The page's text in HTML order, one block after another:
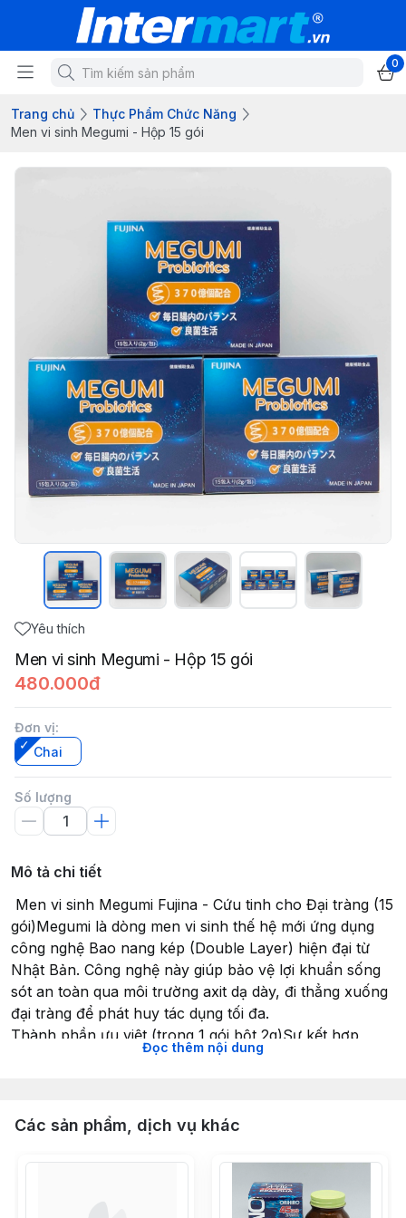
0
Trang chủ
Thực Phẩm Chức Năng
Men vi sinh Megumi - Hộp 15 gói
Yêu thích
Men vi sinh Megumi - Hộp 15 gói
480.000đ
Đơn vị:
Chai
Số lượng
Mô tả chi tiết
️ Men vi sinh Megumi Fujina - Cứu tinh cho Đại tràng (15
gói)Megumi là dòng men vi sinh thế hệ mới ứng dụng
công nghệ Bao nang kép (Double Layer) hiện đại từ
Nhật Bản. Công nghệ này giúp bảo vệ lợi khuẩn sống
sót an toàn qua môi trường axit dạ dày, đi thẳng xuống
đại tràng để phát huy tác dụng tối đa.
Thành phần ưu việt (trong 1 gói bột 2g)Sự kết hợp
hoàn hảo giữa lợi khuẩn sống và thức ăn cho lợi
khuẩn tại đại tràng, giúp thiết lập lại cân bằng hệ vi
Lợi khuẩn Lactobacillus (1 tỷ CFU): Hỗ trợ tiêu hóa
thức ăn, giảm đầy hơi, chướng bụng và tăng cường
Đọc thêm nội dung
Các sản phẩm, dịch vụ khác